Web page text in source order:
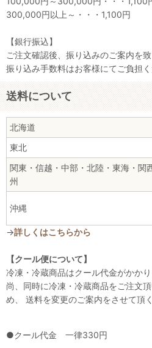
300,000円以上～・・・1,100円
【銀行振込】
ご注文確認後、振り込みのご案内を致
振り込み手数料はお客様にてご負担く
送料について
北海道
東北
関東・信越・中部・北陸・東海・関
州
沖縄
→詳しくはこちらから
【クール便について】
冷凍・冷蔵商品はクール代金がかかり
尚、同時に冷凍・冷蔵商品をご注文
め、 送料を変更のご案内をさせて頂
●クール代金 一律330円